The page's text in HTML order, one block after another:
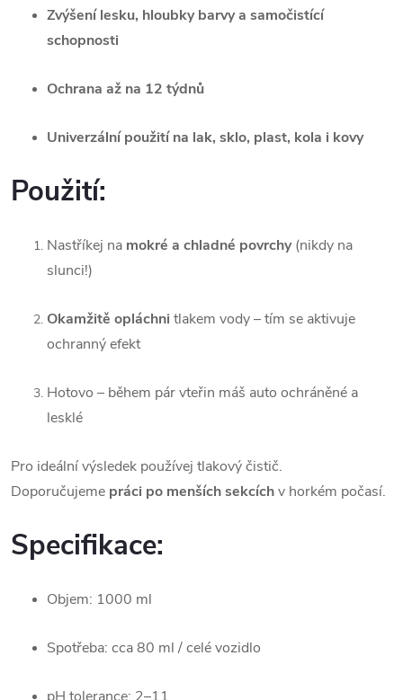
Zvýšení lesku, hloubky barvy a samočistící
schopnosti
Ochrana až na 12 týdnů
Univerzální použití na lak, sklo, plast, kola i kovy
Použití:
Nastříkej na mokré a chladné povrchy(nikdy na
slunci!)
Okamžitě opláchni tlakem vody – tím se aktivuje
ochranný efekt
Hotovo – během pár vteřin máš auto ochráněné a
lesklé
Pro ideální výsledek používej tlakový čistič.
Doporučujeme práci po menších sekcíchv horkém počasí.
Specifikace:
Objem: 1000 ml
Spotřeba: cca 80 ml / celé vozidlo